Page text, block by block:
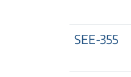
SEE-355